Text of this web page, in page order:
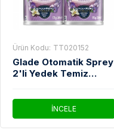
Ürün Kodu: TT020152
Glade Otomatik Sprey
2'li Yedek Temiz
Ml
İNCELE